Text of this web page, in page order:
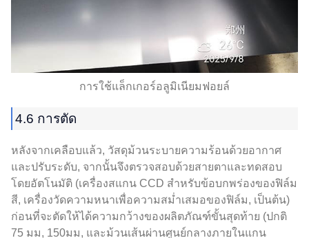
การใช้แล็กเกอร์อลูมิเนียมฟอยล์
4.6 การตัด
หลังจากเคลือบแล้ว, วัสดุม้วนระบายความร้อนด้วยอากาศ
และปรับระดับ, จากนั้นจึงตรวจสอบด้วยสายตาและทดสอบ
โดยอัตโนมัติ (เครื่องสแกน CCD สำหรับข้อบกพร่องของฟิล์ม
สี, เครื่องวัดความหนาเพื่อความสม่ำเสมอของฟิล์ม, เป็นต้น)
ก่อนที่จะตัดให้ได้ความกว้างของผลิตภัณฑ์ขั้นสุดท้าย (ปกติ
75 มม, 150มม, และม้วนเส้นผ่านศูนย์กลางภายในแกน